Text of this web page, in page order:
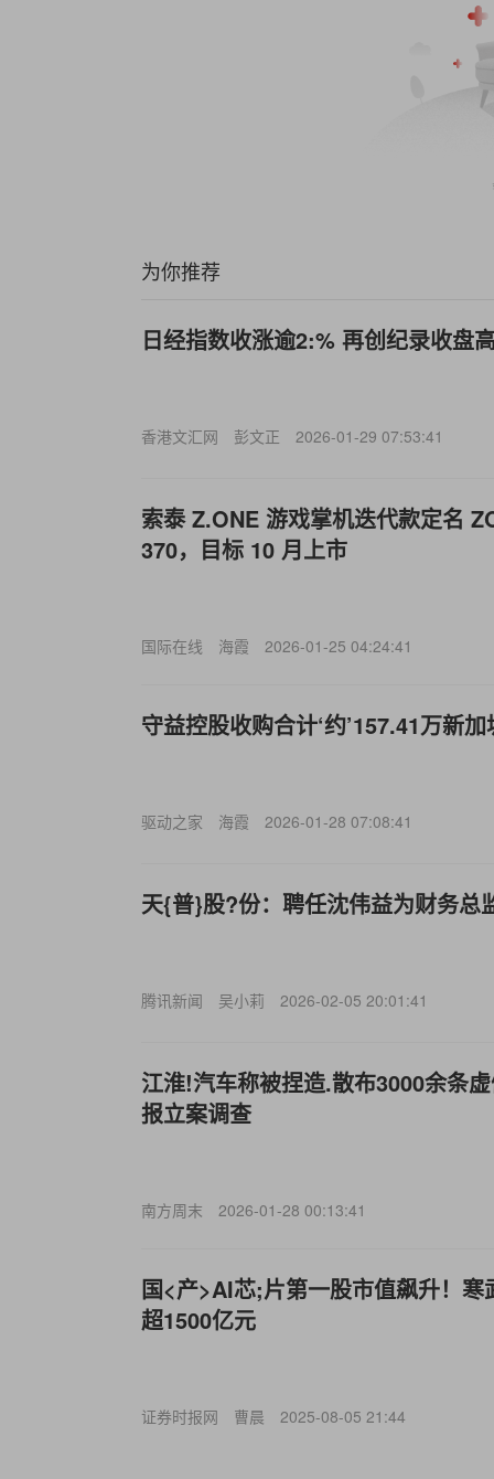
为你推荐
日经指数收涨逾2:% 再创纪录收盘
香港文汇网 彭文正 2026-01-29 07:53:41
索泰 Z.ONE 游戏掌机迭代款定名
370，目标 10 月上市
国际在线 海霞 2026-01-25 04:24:41
守益控股收购合计‘约’157.41万新
驱动之家 海霞 2026-01-28 07:08:41
天{普}股?份：聘任沈伟益为财务总
腾讯新闻 吴小莉 2026-02-05 20:01:41
江淮!汽车称被捏造.散布3000余条
报立案调查
南方周末 2026-01-28 00:13:41
国<产>AI芯;片第一股市值飙升！寒
超1500亿元
证券时报网 曹晨 2025-08-05 21:44